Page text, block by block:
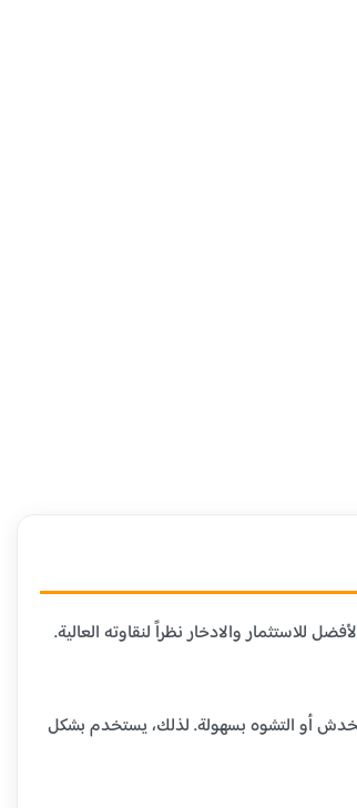
الخالص. يعتبر هذا العيار الأفضل للاستثمار والادخار نظراً لنقاوته العالية.
للخدش أو التشوه بسهولة. لذلك، يستخدم بشكل